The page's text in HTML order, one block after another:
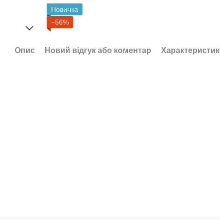
Новинка
−56%
Опис Новий відгук або коментар